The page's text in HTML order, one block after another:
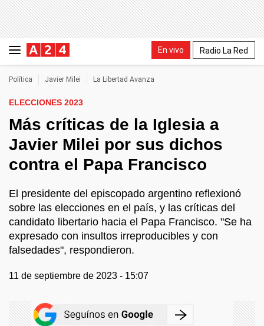
En vivo Radio La Red
Política Javier Milei La Libertad Avanza
ELECCIONES 2023
Más críticas de la Iglesia a
Javier Milei por sus dichos
contra el Papa Francisco
El presidente del episcopado argentino reflexionó
sobre las elecciones en el país, y las críticas del
candidato libertario hacia el Papa Francisco. "Se ha
expresado con insultos irreproducibles y con
falsedades", respondieron.
11 de septiembre de 2023 - 15:07